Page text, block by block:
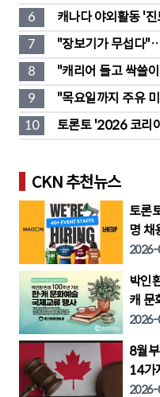
도 판매
6
캐나다 야외활동 '
처법은?
7
"장보기가 무섭다
부담'
8
"캐리어 들고 싹쓸
훔친 물건 재유통
9
"목요일까지 주유
고
10 토론토 '2026 코리
CKN 추천뉴스
토론
명 채
2026-
박인
캐 문
2026-
8월
14가
2026-